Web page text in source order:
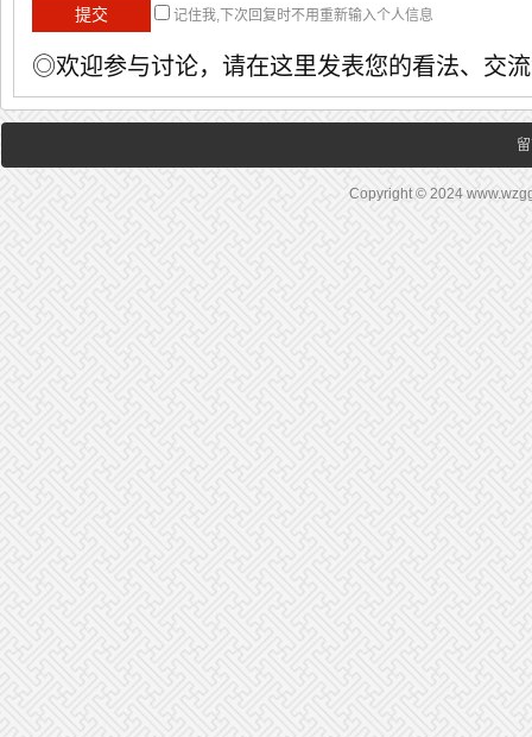
记住我,下次回复时不用重新输入个人信息
◎欢迎参与讨论，请在这里发表您的看法、交
Copyright © 2024